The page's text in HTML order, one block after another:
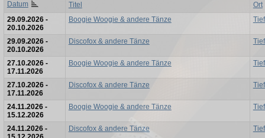
Datum Titel
Ort
29.09.2026 -
20.10.2026
Boogie Woogie & andere Tänze
29.09.2026 -
20.10.2026
Discofox & andere Tänze
27.10.2026 -
17.11.2026
Boogie Woogie & andere Tänze
27.10.2026 -
17.11.2026
Discofox & andere Tänze
24.11.2026 -
15.12.2026
Boogie Woogie & andere Tänze
24.11.2026 -
Discofox & andere Tänze